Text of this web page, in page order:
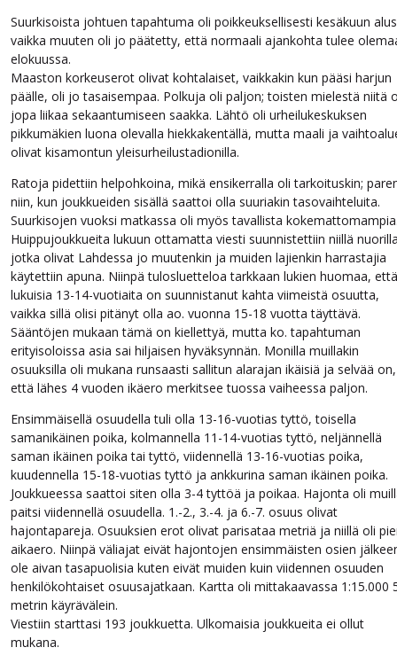
Suurkisoista johtuen tapahtuma oli poikkeuksellisesti kesäkuun
vaikka muuten oli jo päätetty, että normaali ajankohta tulee
elokuussa.
Maaston korkeuserot olivat kohtalaiset, vaikkakin kun pääsi harjun
päälle, oli jo tasaisempaa. Polkuja oli paljon; toisten mielestä niitä
jopa liikaa sekaantumiseen saakka. Lähtö oli urheilukeskuksen
pikkumäkien luona olevalla hiekkakentällä, mutta maali ja
olivat kisamontun yleisurheilustadionilla.
Ratoja pidettiin helpohkoina, mikä ensikerralla oli tarkoituskin;
niin, kun joukkueiden sisällä saattoi olla suuriakin tasovaihteluita.
Suurkisojen vuoksi matkassa oli myös tavallista
Huippujoukkueita lukuun ottamatta viesti suunnistettiin niillä
jotka olivat Lahdessa jo muutenkin ja muiden lajienkin harrastajia
käytettiin apuna. Niinpä tulosluetteloa tarkkaan lukien huomaa, että
lukuisia 13-14-vuotiaita on suunnistanut kahta viimeistä osuutta,
vaikka sillä olisi pitänyt olla ao. vuonna 15-18 vuotta täyttävä.
Sääntöjen mukaan tämä on kiellettyä, mutta ko. tapahtuman
erityisoloissa asia sai hiljaisen hyväksynnän. Monilla muillakin
osuuksilla oli mukana runsaasti sallitun alarajan ikäisiä ja selvää on,
että lähes 4 vuoden ikäero merkitsee tuossa vaiheessa paljon.
Ensimmäisellä osuudella tuli olla 13-16-vuotias tyttö, toisella
samanikäinen poika, kolmannella 11-14-vuotias tyttö, neljännellä
saman ikäinen poika tai tyttö, viidennellä 13-16-vuotias poika,
kuudennella 15-18-vuotias tyttö ja ankkurina saman ikäinen poika.
Joukkueessa saattoi siten olla 3-4 tyttöä ja poikaa. Hajonta oli
paitsi viidennellä osuudella. 1.-2., 3.-4. ja 6.-7. osuus olivat
hajontapareja. Osuuksien erot olivat parisataa metriä ja niillä oli
aikaero. Niinpä väliajat eivät hajontojen ensimmäisten osien
ole aivan tasapuolisia kuten eivät muiden kuin viidennen osuuden
henkilökohtaiset osuusajatkaan. Kartta oli mittakaavassa 1:15.000
metrin käyrävälein.
Viestiin starttasi 193 joukkuetta. Ulkomaisia joukkueita ei ollut
mukana.